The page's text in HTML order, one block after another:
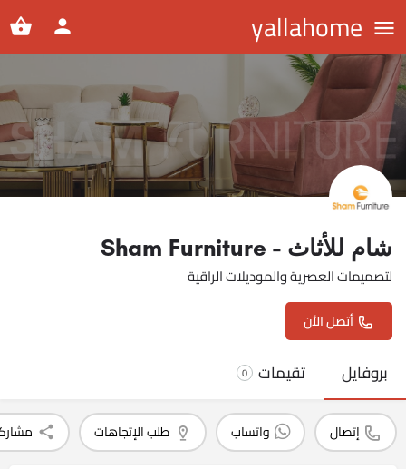
yallahome
شام للأثاث - Sham Furniture
لتصميمات العصرية والموديلات الراقية
أتصل الأن
بروفايل تقيمات 0
إتصال واتساب طلب الإتجاهات